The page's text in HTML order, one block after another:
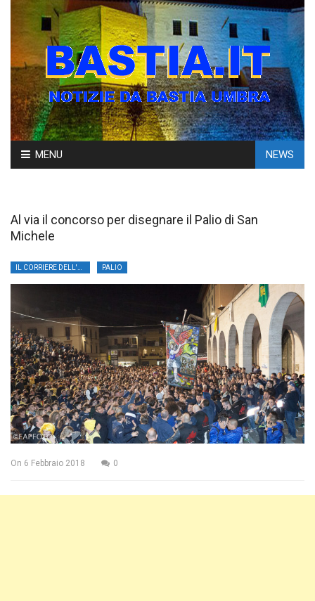
Skip
to
MENU NEWS
Al via il concorso per disegnare il Palio di San
Michele
PALIO
On 6 Febbraio 2018 0